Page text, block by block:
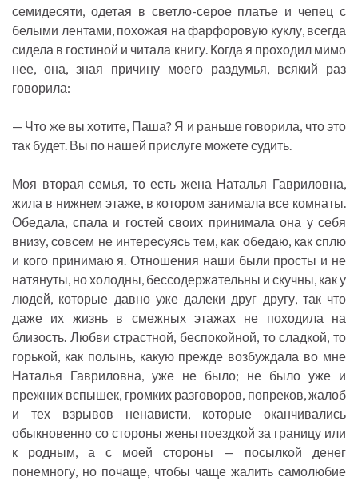
семидесяти, одетая в светло-серое платье и чепец с
белыми лентами, похожая на фарфоровую куклу, всегда
сидела в гостиной и читала книгу. Когда я проходил мимо
нее, она, зная причину моего раздумья, всякий раз
говорила:
— Что же вы хотите, Паша? Я и раньше говорила, что это
так будет. Вы по нашей прислуге можете судить.
Моя вторая семья, то есть жена Наталья Гавриловна,
жила в нижнем этаже, в котором занимала все комнаты.
Обедала, спала и гостей своих принимала она у себя
внизу, совсем не интересуясь тем, как обедаю, как сплю
и кого принимаю я. Отношения наши были просты и не
натянуты, но холодны, бессодержательны и скучны, как у
людей, которые давно уже далеки друг другу, так что
даже их жизнь в смежных этажах не походила на
близость. Любви страстной, беспокойной, то сладкой, то
горькой, как полынь, какую прежде возбуждала во мне
Наталья Гавриловна, уже не было; не было уже и
прежних вспышек, громких разговоров, попреков, жалоб
и тех взрывов ненависти, которые оканчивались
обыкновенно со стороны жены поездкой за границу или
к родным, а с моей стороны — посылкой денег
понемногу, но почаще, чтобы чаще жалить самолюбие